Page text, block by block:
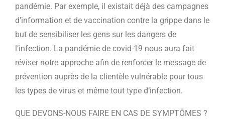
pandémie. Par exemple, il existait déjà des campagnes
d’information et de vaccination contre la grippe dans le
but de sensibiliser les gens sur les dangers de
l’infection. La pandémie de covid-19 nous aura fait
réviser notre approche afin de renforcer le message de
prévention auprès de la clientèle vulnérable pour tous
les types de virus et même tout type d’infection.
QUE DEVONS-NOUS FAIRE EN CAS DE SYMPTÔMES ?